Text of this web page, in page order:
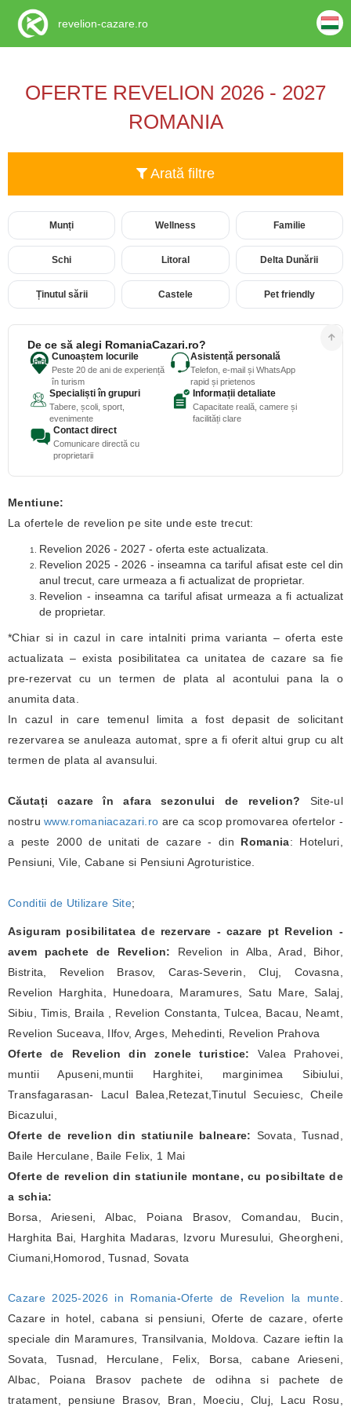
OFERTE REVELION 2026 - 2027
ROMANIA
Arată filtre
Munți Wellness Familie
Schi Litoral Delta Dunării
Ținutul sării Castele Pet friendly
De ce să alegi RomaniaCazari.ro?
Cunoaștem locurile
Peste 20 de ani de experiență
în turism
Asistență personală
Telefon, e-mail și WhatsApp
rapid și prietenos
Specialiști în grupuri
Tabere, școli, sport,
evenimente
Informații detaliate
Capacitate reală, camere și
facilități clare
Contact direct
Comunicare directă cu
proprietarii
Mentiune:
La ofertele de revelion pe site unde este trecut:
Revelion 2026 - 2027 - oferta este actualizata.
Revelion 2025 - 2026 - inseamna ca tariful afisat este cel din
anul trecut, care urmeaza a fi actualizat de proprietar.
Revelion - inseamna ca tariful afisat urmeaza a fi actualizat
de proprietar.
*Chiar si in cazul in care intalniti prima varianta – oferta este
actualizata – exista posibilitatea ca unitatea de cazare sa fie
pre-rezervat cu un termen de plata al acontului pana la o
anumita data.
In cazul in care temenul limita a fost depasit de solicitant
rezervarea se anuleaza automat, spre a fi oferit altui grup cu alt
termen de plata al avansului.
Căutați cazare în afara sezonului de revelion? Site-ul
nostruwww.romaniacazari.ro are ca scop promovarea ofertelor -
a peste 2000 de unitati de cazare - din Romania: Hoteluri,
Pensiuni, Vile, Cabane si Pensiuni Agroturistice.
Conditii de Utilizare Site;
Asiguram posibilitatea de rezervare - cazare pt Revelion -
avem pachete de Revelion: Revelion in Alba, Arad, Bihor,
Bistrita, Revelion Brasov, Caras-Severin, Cluj, Covasna,
Revelion Harghita, Hunedoara, Maramures, Satu Mare, Salaj,
Sibiu, Timis, Braila , Revelion Constanta, Tulcea, Bacau, Neamt,
Revelion Suceava, Ilfov, Arges, Mehedinti, Revelion Prahova
Oferte de Revelion din zonele turistice: Valea Prahovei,
muntii Apuseni,muntii Harghitei, marginimea Sibiului,
Transfagarasan- Lacul Balea,Retezat,Tinutul Secuiesc, Cheile
Bicazului,
Oferte de revelion din statiunile balneare: Sovata, Tusnad,
Baile Herculane, Baile Felix, 1 Mai
Oferte de revelion din statiunile montane, cu posibiltate de
a schia:
Borsa, Arieseni, Albac, Poiana Brasov, Comandau, Bucin,
Harghita Bai, Harghita Madaras, Izvoru Muresului, Gheorgheni,
Ciumani,Homorod, Tusnad, Sovata
Cazare 2025-2026 in Romania-Oferte de Revelion la munte
Cazare in hotel, cabana si pensiuni, Oferte de cazare, oferte
speciale din Maramures, Transilvania, Moldova. Cazare ieftin la
Sovata, Tusnad, Herculane, Felix, Borsa, cabane Arieseni,
Albac, Poiana Brasov pachete de odihna si pachete de
tratament, pensiune Brasov, Bran, Moeciu, Cluj, Lacu Rosu,
revelion-cazare.ro